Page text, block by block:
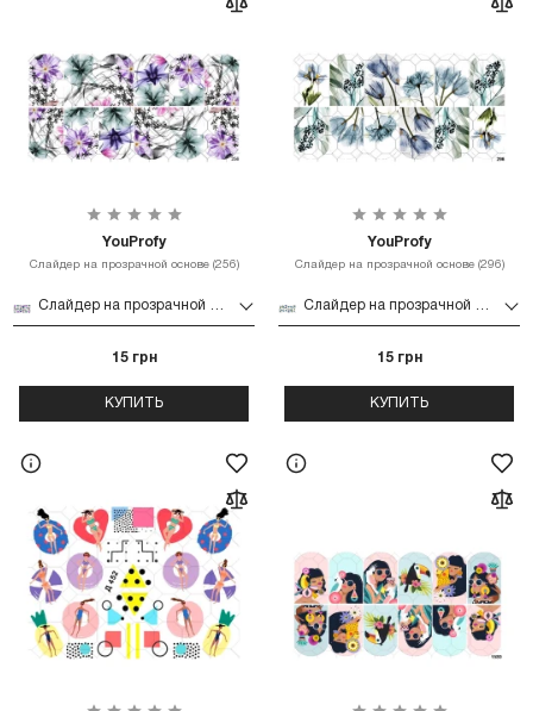
YouProfy
Слайдер на прозрачной основе (256)
15 грн
КУПИТЬ
YouProfy
Слайдер на прозрачной основе (296)
15 грн
КУПИТЬ